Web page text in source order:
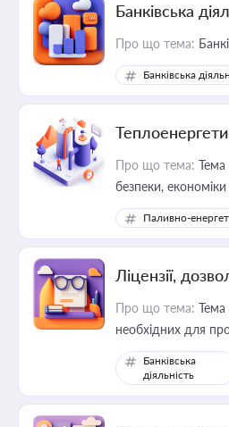
Банківська
Про що тема:
Банківська
Про що тема: Тема
безпеки,
Паливно-
Ліцензії,
Про що тема: Тема
необхідних для
Банківська
діяльність